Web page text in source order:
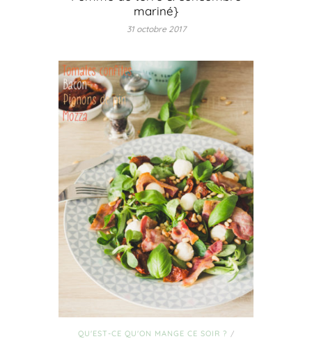
mariné}
31 octobre 2017
QU'EST-CE QU'ON MANGE CE SOIR ? /